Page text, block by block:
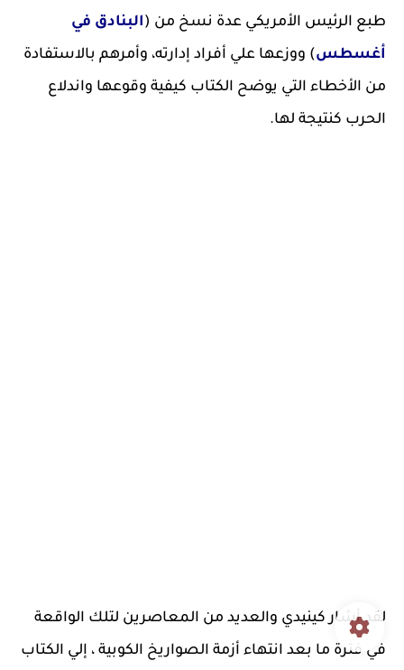
طبع الرئيس الأمريكي عدة نسخ من (البنادق في
أغسطس) ووزعها علي أفراد إدارته، وأمرهم بالاستفادة
من الأخطاء التي يوضح الكتاب كيفية وقوعها واندلاع
الحرب كنتيجة لها.
لقد أشار كينيدي والعديد من المعاصرين لتلك الواقعة
في فترة ما بعد انتهاء أزمة الصواريخ الكوبية ، إلي الكتاب